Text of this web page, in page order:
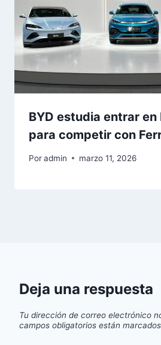
BYD estudia entrar en
para competir con
Poradmin marzo 11, 2026
Deja una respuesta
Tu dirección de correo electrónico
campos obligatorios están